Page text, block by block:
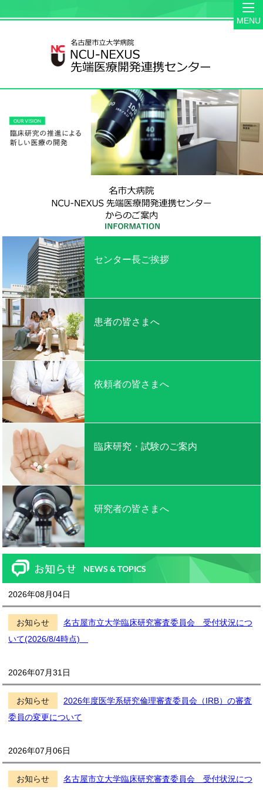
MENU
センター長ご挨拶
患者の皆さまへ
依頼者の皆さまへ
臨床研究・試験のご案内
研究者の皆さまへ
2026年08月04日
お知らせ
名古屋市立大学臨床研究審査委員会 受付状況につ
いて(2026/8/4時点)
2026年07月31日
お知らせ
2026年度医学系研究倫理審査委員会（IRB）の審査
委員の変更について
2026年07月06日
お知らせ
名古屋市立大学臨床研究審査委員会 受付状況につ